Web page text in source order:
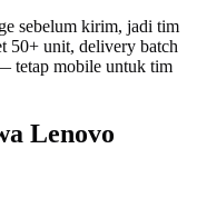
sebelum kirim, jadi tim
50+ unit, delivery batch
tetap mobile untuk tim
Lenovo